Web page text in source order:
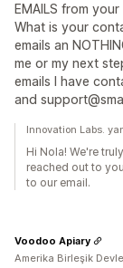
EMAILS from
What is your
emails an
me or my next
emails I have
and
Innovation Labs.
Hi Nola! We're
reached out to
to our email.
Voodoo Apiary
Amerika Birleşik